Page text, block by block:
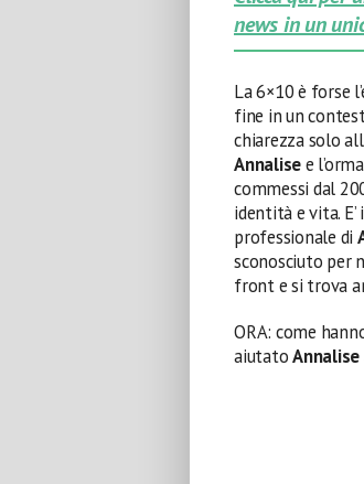
news in un
La 6×10 è forse
fine in un
chiarezza solo
Annalisee
commessi dal
identità e vita.
professionale di
sconosciuto per
front e si trova
ORA: come
aiutatoAnnalise